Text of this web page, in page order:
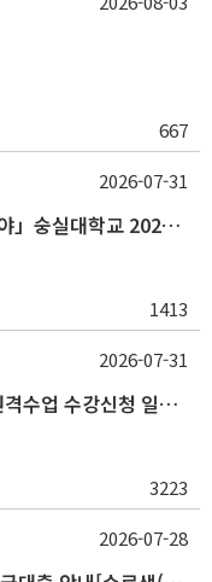
667
「혁신융합대학사업 차세대반도체 분야」숭실대학교 2026학년도 2학기 교류 수학 안내
1413
2026-07-31
2026학년도 2학기 군복무 학점인정 원격수업 수강신청 일정 등 안내
3223
2026-07-31
2026-07-28